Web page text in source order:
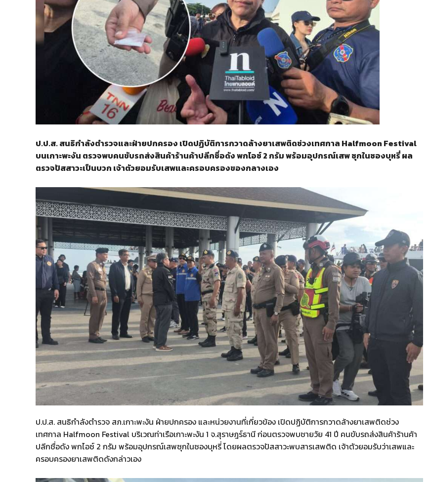
ป.ป.ส. สนธิกำลังตำรวจและฝ่ายปกครอง เปิดปฏิบัติการกวาดล้างยาเสพติดช่วงเทศกาล Halfmoon Festival
บนเกาะพะงัน ตรวจพบคนขับรถส่งสินค้าร้านค้าปลีกชื่อดัง พกไอซ์ 2 กรัม พร้อมอุปกรณ์เสพ ซุกในซองบุหรี่ ผล
ตรวจปัสสาวะเป็นบวก เจ้าตัวยอมรับเสพและครอบครองของกลางเอง
ป.ป.ส. สนธิกำลังตำรวจ สภ.เกาะพะงัน ฝ่ายปกครอง และหน่วยงานที่เกี่ยวข้อง เปิดปฏิบัติการกวาดล้างยาเสพติดช่วง
เทศกาล Halfmoon Festival บริเวณท่าเรือเกาะพะงัน 1 จ.สุราษฎร์ธานี ก่อนตรวจพบชายวัย 41 ปี คนขับรถส่งสินค้าร้านค้า
ปลีกชื่อดัง พกไอซ์ 2 กรัม พร้อมอุปกรณ์เสพซุกในซองบุหรี่ โดยผลตรวจปัสสาวะพบสารเสพติด เจ้าตัวยอมรับว่าเสพและ
ครอบครองยาเสพติดดังกล่าวเอง